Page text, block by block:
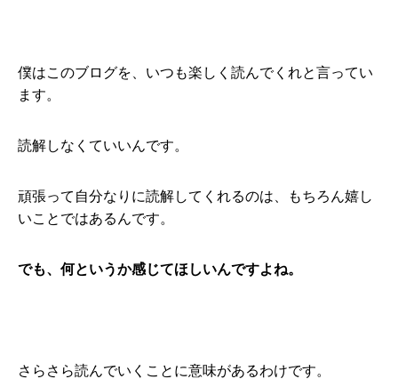
僕はこのブログを、いつも楽しく読んでくれと言ってい
ます。
読解しなくていいんです。
頑張って自分なりに読解してくれるのは、もちろん嬉し
いことではあるんです。
でも、何というか感じてほしいんですよね。
さらさら読んでいくことに意味があるわけです。